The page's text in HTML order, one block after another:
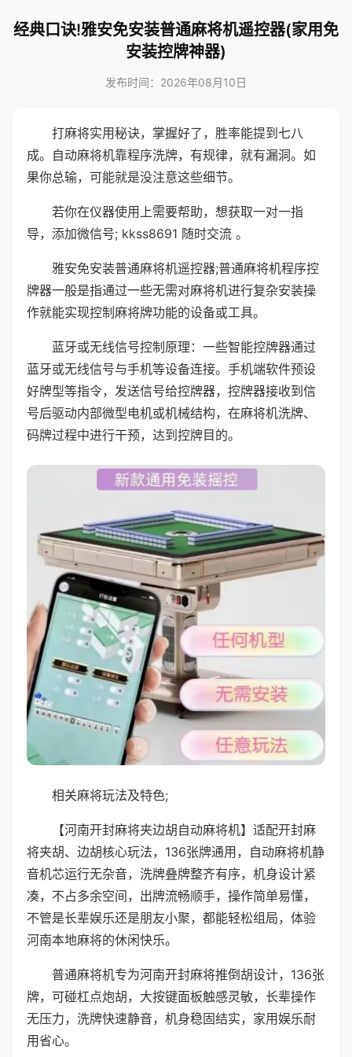
经典口诀!雅安免安装普通麻将机遥控器(家用免
安装控牌神器)
发布时间：2026年08月10日
打麻将实用秘诀，掌握好了，胜率能提到七八
成。自动麻将机靠程序洗牌，有规律，就有漏洞。如
果你总输，可能就是没注意这些细节。
若你在仪器使用上需要帮助，想获取一对一指
导，添加微信号; kkss8691 随时交流 。
雅安免安装普通麻将机遥控器;普通麻将机程序控
牌器一般是指通过一些无需对麻将机进行复杂安装操
作就能实现控制麻将牌功能的设备或工具。
蓝牙或无线信号控制原理：一些智能控牌器通过
蓝牙或无线信号与手机等设备连接。手机端软件预设
好牌型等指令，发送信号给控牌器，控牌器接收到信
号后驱动内部微型电机或机械结构，在麻将机洗牌、
码牌过程中进行干预，达到控牌目的。
相关麻将玩法及特色;
【河南开封麻将夹边胡自动麻将机】适配开封麻
将夹胡、边胡核心玩法，136张牌通用，自动麻将机静
音机芯运行无杂音，洗牌叠牌整齐有序，机身设计紧
凑，不占多余空间，出牌流畅顺手，操作简单易懂，
不管是长辈娱乐还是朋友小聚，都能轻松组局，体验
河南本地麻将的休闲快乐。
普通麻将机专为河南开封麻将推倒胡设计，136张
牌，可碰杠点炮胡，大按键面板触感灵敏，长辈操作
无压力，洗牌快速静音，机身稳固结实，家用娱乐耐
用省心。